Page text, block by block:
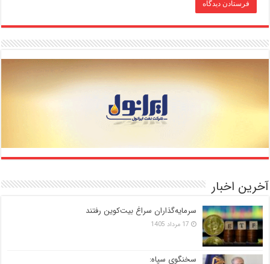
آخرین اخبار
سرمایه‌گذاران سراغ بیت‌کوین رفتند
17 مرداد 1405
سخنگوی سپاه: